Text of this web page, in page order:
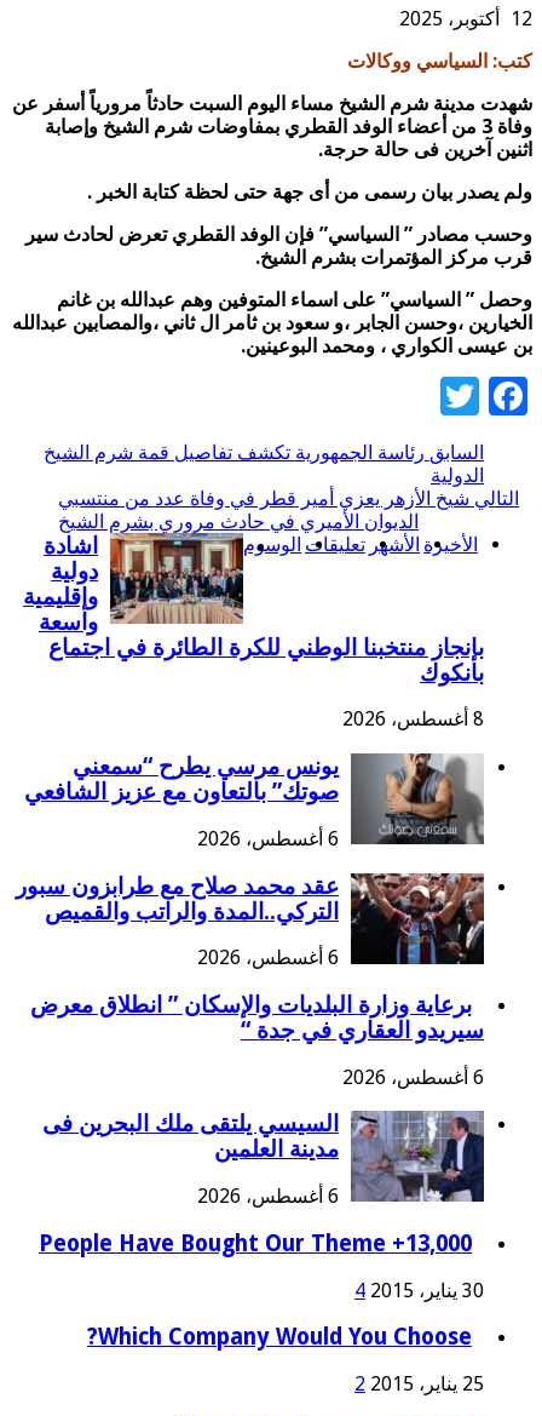
12 أكتوبر، 2025
كتب: السياسي ووكالات
شهدت مدينة شرم الشيخ مساء اليوم السبت حادثاً مرورياً أسفر عن
وفاة 3 من أعضاء الوفد القطري بمفاوضات شرم الشيخ وإصابة
اثنين آخرين فى حالة حرجة.
ولم يصدر بيان رسمى من أى جهة حتى لحظة كتابة الخبر .
وحسب مصادر ” السياسي” فإن الوفد القطري تعرض لحادث سير
قرب مركز المؤتمرات بشرم الشيخ.
وحصل ” السياسي” على اسماء المتوفين وهم عبدالله بن غانم
الخيارين ،وحسن الجابر ،و سعود بن ثامر ال ثاني ،والمصابين عبدالله
بن عيسى الكواري ، ومحمد البوعينين.
Facebook
السابق رئاسة الجمهورية تكشف تفاصيل قمة شرم الشيخ
الدولية
التالي شيخ الأزهر يعزي أمير قطر في وفاة عدد من منتسبي
الديوان الأميري في حادث مروري بشرم الشيخ
الأخيرة الأشهر تعليقات الوسوم
اشادة
دولية
وإقليمية
واسعة
بإنجاز منتخبنا الوطني للكرة الطائرة في اجتماع
بانكوك
8 أغسطس، 2026
يونس مرسي يطرح “سمعني
صوتك” بالتعاون مع عزيز الشافعي
6 أغسطس، 2026
عقد محمد صلاح مع طرابزون سبور
التركي..المدة والراتب والقميص
6 أغسطس، 2026
برعاية وزارة البلديات والإسكان ” انطلاق معرض
سيريدو العقاري في جدة “
6 أغسطس، 2026
السيسي يلتقى ملك البحرين فى
مدينة العلمين
6 أغسطس، 2026
13,000+ People Have Bought Our Theme
30 يناير، 2015 4
Which Company Would You Choose?
25 يناير، 2015 2